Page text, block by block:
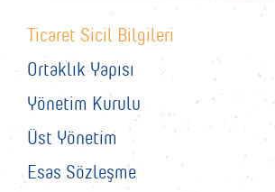
Ticaret Sicil Bilgileri
Ortaklık Yapısı
Yönetim Kurulu
Üst Yönetim
Esas Sözleşme